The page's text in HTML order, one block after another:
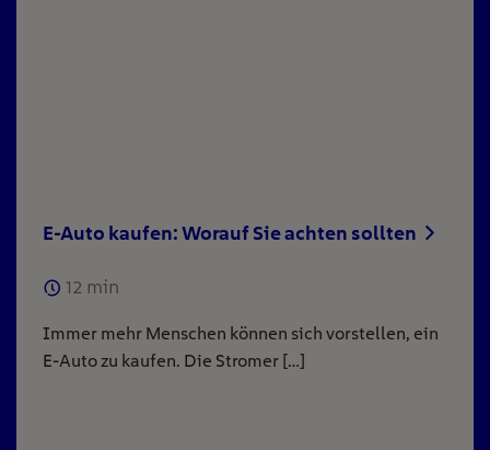
E-Auto kaufen: Worauf Sie achten sollten
12 min
Immer mehr Menschen können sich vorstellen, ein
E-Auto zu kaufen. Die Stromer […]